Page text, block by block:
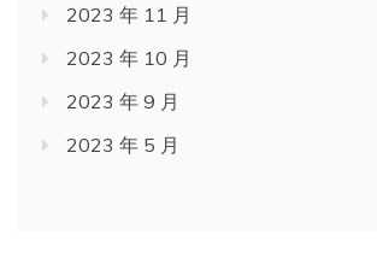
2023 年 11 月
2023 年 10 月
2023 年 9 月
2023 年 5 月